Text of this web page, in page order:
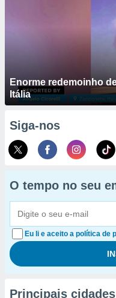
Enorme redemoinho
Itália
Siga-nos
O tempo no seu
Eu li e aceito a política de
Principais cidades